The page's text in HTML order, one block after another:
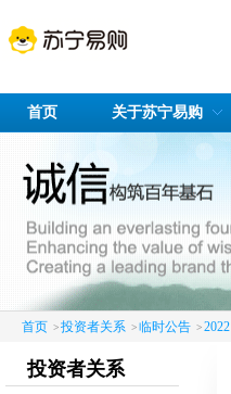
首页 关于苏宁易购
首页 >投资者关系 >临时公告 >2022
投资者关系